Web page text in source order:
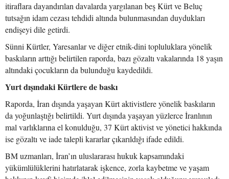
itiraflara dayandırılan davalarda yargılanan beş Kürt ve Beluç
tutsağın idam cezası tehdidi altında bulunmasından duydukları
endişeyi dile getirdi.
Sünni Kürtler, Yaresanlar ve diğer etnik-dini topluluklara yönelik
baskıların arttığı belirtilen raporda, bazı gözaltı vakalarında 18 yaşın
altındaki çocukların da bulunduğu kaydedildi.
Yurt dışındaki Kürtlere de baskı
Raporda, İran dışında yaşayan Kürt aktivistlere yönelik baskıların
da yoğunlaştığı belirtildi. Yurt dışında yaşayan yüzlerce İranlının
mal varlıklarına el konulduğu, 37 Kürt aktivist ve yönetici hakkında
ise gözaltı ve iade talepli kararlar çıkarıldığı ifade edildi.
BM uzmanları, İran’ın uluslararası hukuk kapsamındaki
yükümlülüklerini hatırlatarak işkence, zorla kaybetme ve yaşam